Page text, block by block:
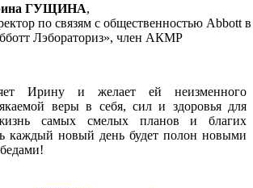
ГУЩИНА,
по связям с общественностью Abbott
Лэбораториз», член АКМР
Ирину и желает ей неизменного
веры в себя, сил и здоровья для
самых смелых планов и благих
каждый новый день будет полон новыми